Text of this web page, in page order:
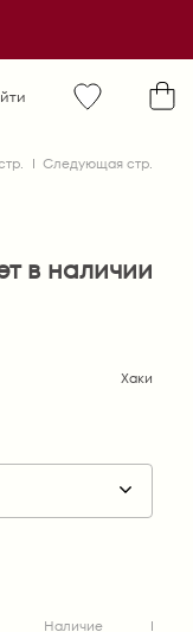
Следующая стр.
в наличии
Хаки
Наличие